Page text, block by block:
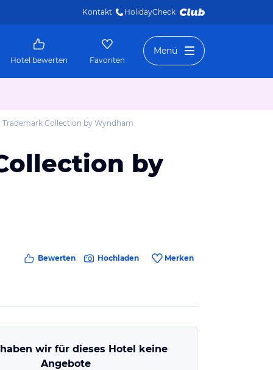
Kontakt HolidayCheck
Hotel bewerten Favoriten
Menü
Collection by Wyndham
by
Bewerten Hochladen Merken
wir für dieses Hotel keine
Angebote